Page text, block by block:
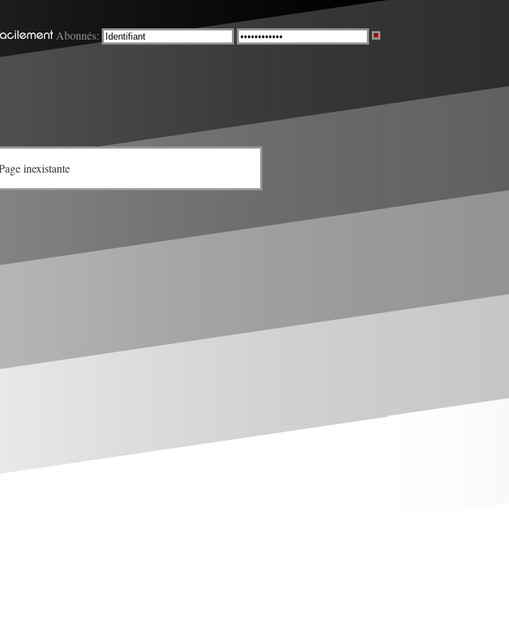
Abonnés:
inexistante